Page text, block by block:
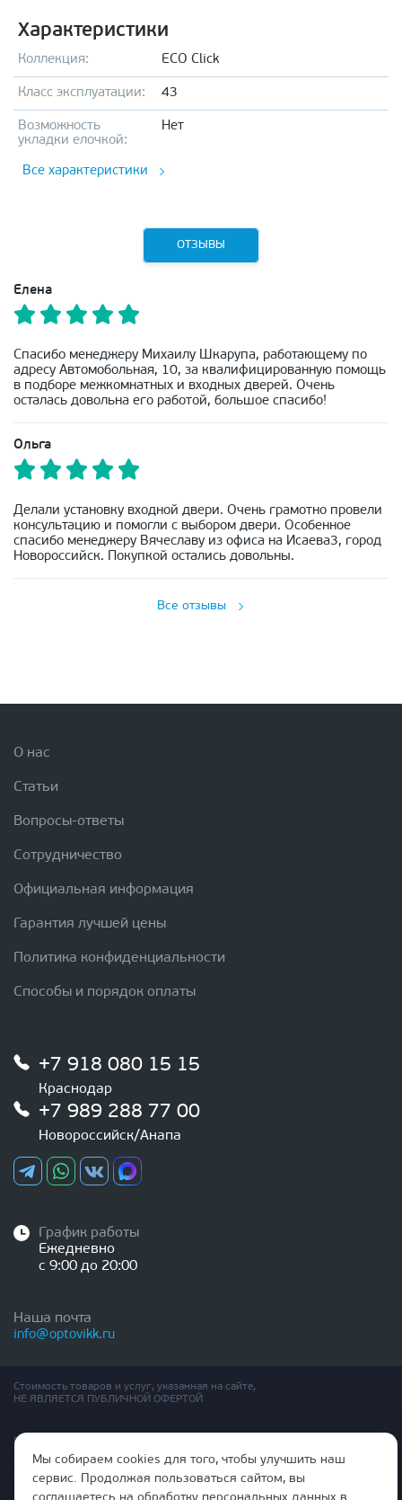
Характеристики
Коллекция: ECO Click
Класс эксплуатации: 43
Возможность
укладки елочкой:
Нет
Все характеристики
ОТЗЫВЫ
Елена
Спасибо менеджеру Михаилу Шкарупа, работающему по
адресу Автомобольная, 10, за квалифицированную помощь
в подборе межкомнатных и входных дверей. Очень
осталась довольна его работой, большое спасибо!
Ольга
Делали установку входной двери. Очень грамотно провели
консультацию и помогли с выбором двери. Особенное
спасибо менеджеру Вячеславу из офиса на Исаева3, город
Новороссийск. Покупкой остались довольны.
Все отзывы
О нас
Статьи
Вопросы-ответы
Сотрудничество
Официальная информация
Гарантия лучшей цены
Политика конфиденциальности
Способы и порядок оплаты
+7 918 080 15 15
Краснодар
+7 989 288 77 00
Новороссийск/Анапа
График работы
Ежедневно
с 9:00 до 20:00
Наша почта
info@optovikk.ru
Стоимость товаров и услуг, указанная на сайте,
НЕ ЯВЛЯЕТСЯ ПУБЛИЧНОЙ ОФЕРТОЙ
Правила эксплутации входных и межкомнатных дверей
Политика обработки персональных данных
Согласие на обработку персональных данных
Мы собираем cookies для того, чтобы улучшить наш
сервис. Продолжая пользоваться сайтом, вы
соглашаетесь на обработку персональных данных в